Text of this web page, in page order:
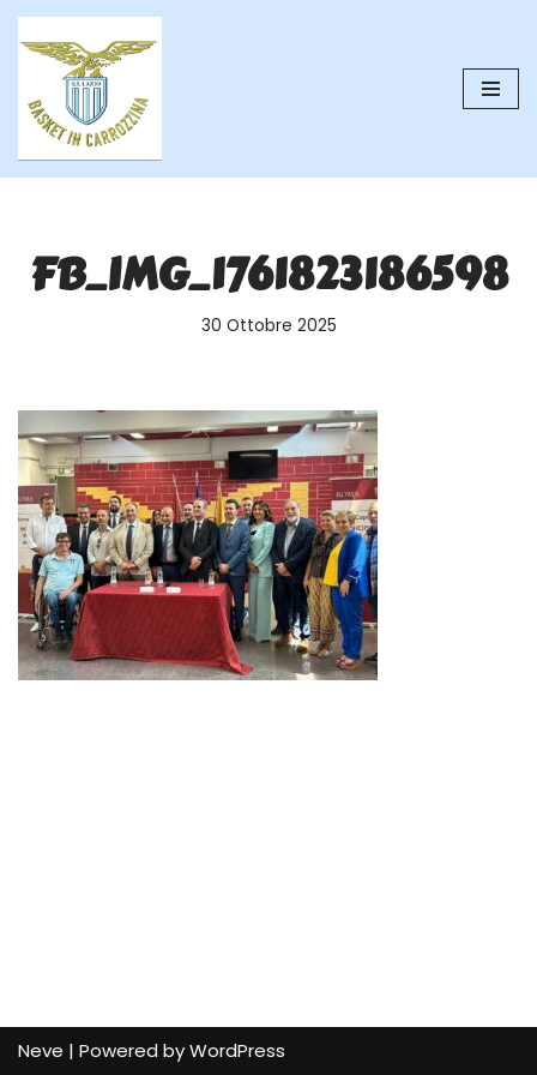
contenuto
FB_IMG_1761823186598
30 Ottobre 2025
Neve | Powered byWordPress